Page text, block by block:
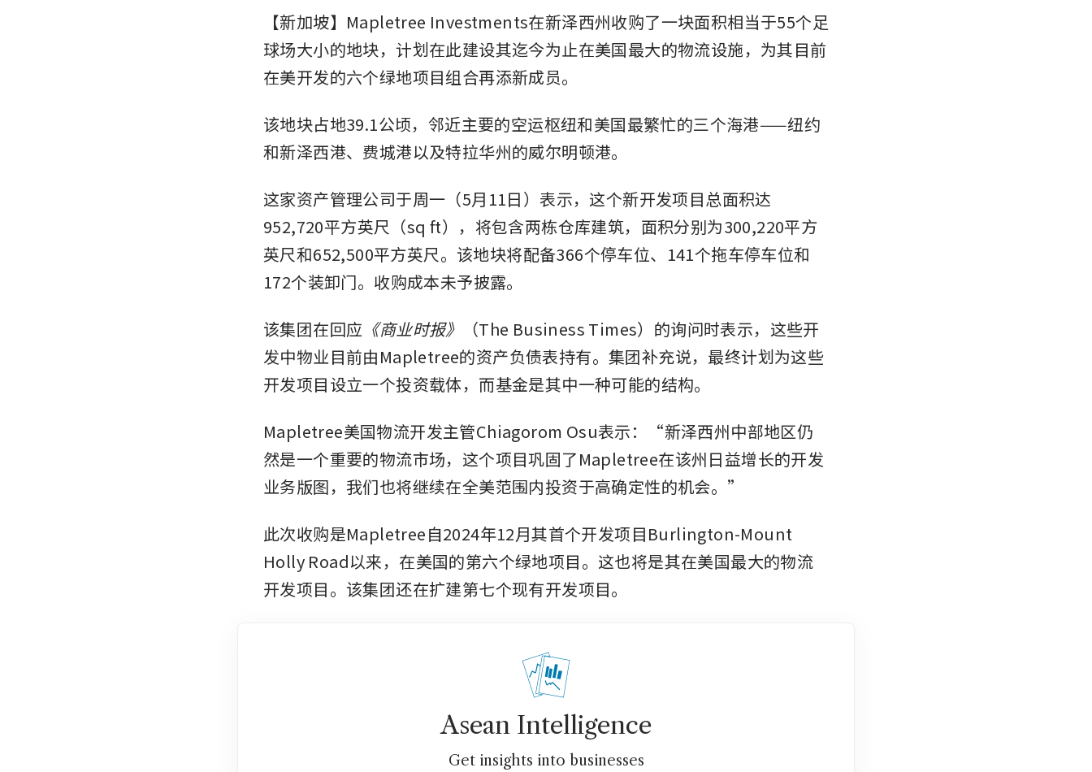
【新加坡】Mapletree Investments在新泽西州收购了一块面积相当于55个足
球场大小的地块，计划在此建设其迄今为止在美国最大的物流设施，为其目前
在美开发的六个绿地项目组合再添新成员。
该地块占地39.1公顷，邻近主要的空运枢纽和美国最繁忙的三个海港——纽约
和新泽西港、费城港以及特拉华州的威尔明顿港。
这家资产管理公司于周一（5月11日）表示，这个新开发项目总面积达
952,720平方英尺（sq ft），将包含两栋仓库建筑，面积分别为300,220平方
英尺和652,500平方英尺。该地块将配备366个停车位、141个拖车停车位和
172个装卸门。收购成本未予披露。
该集团在回应 《商业时报》
（The Business Times）的询问时表示，这些开
发中物业目前由Mapletree的资产负债表持有。集团补充说，最终计划为这些
开发项目设立一个投资载体，而基金是其中一种可能的结构。
Mapletree美国物流开发主管Chiagorom Osu表示：“新泽西州中部地区仍
然是一个重要的物流市场，这个项目巩固了Mapletree在该州日益增长的开发
业务版图，我们也将继续在全美范围内投资于高确定性的机会。”
此次收购是Mapletree自2024年12月其首个开发项目Burlington-Mount
Holly Road以来，在美国的第六个绿地项目。这也将是其在美国最大的物流
开发项目。该集团还在扩建第七个现有开发项目。
Asean Intelligence
Get insights into businesses